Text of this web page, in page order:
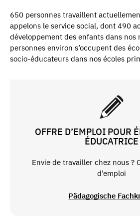
650 personnes travaillent
appelons le service social, dont 490
développement des enfants dans nos
personnes environ s’occupent des
socio-éducateurs dans nos écoles
OFFRE D’EMPLOI POUR
ÉDUCATRICE
Envie de travailler chez nous ?
d’emploi
Pädagogische